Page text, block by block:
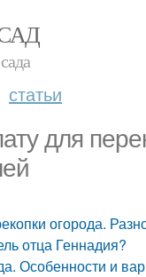
статьи
для
огорода.
отца Геннадия?
Особенности и